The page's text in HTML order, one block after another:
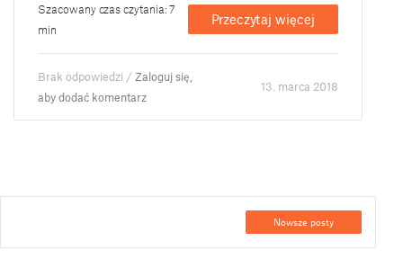
Szacowany czas czytania: 7
min
Przeczytaj więcej
Brak odpowiedzi /Zaloguj się,
aby dodać komentarz
13. marca 2018
Nowsze posty